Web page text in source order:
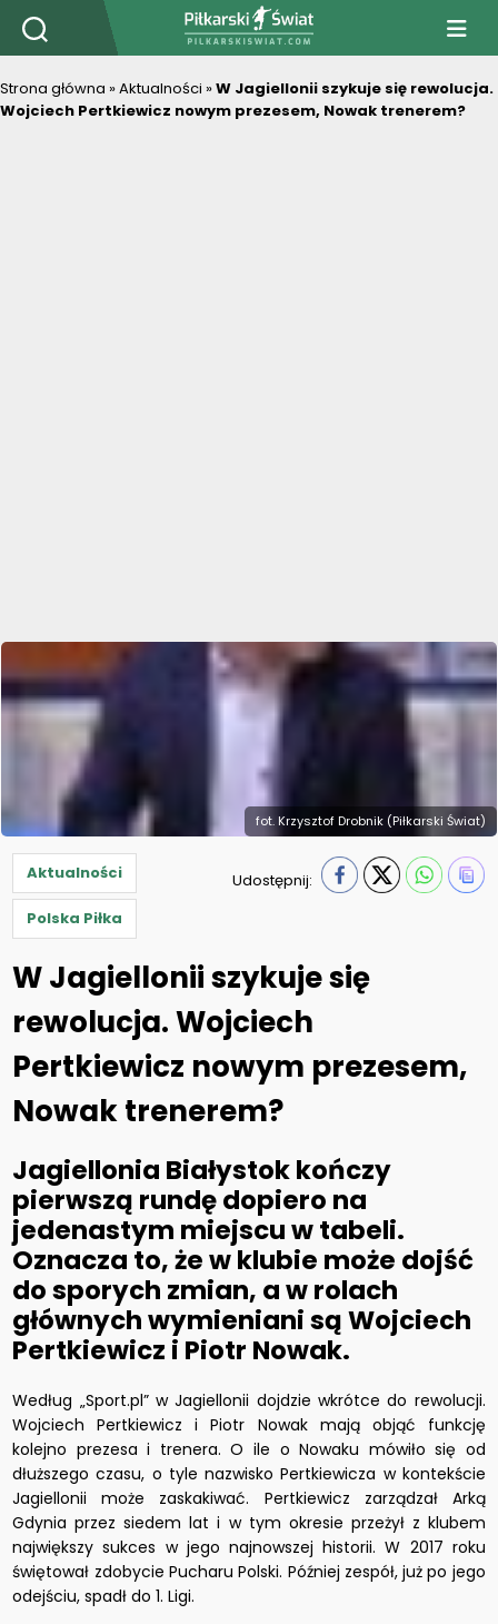
PiłkarskiSwiat.com
Strona główna »Aktualności »W Jagiellonii szykuje się rewolucja.
Wojciech Pertkiewicz nowym prezesem, Nowak trenerem?
fot. Krzysztof Drobnik (Piłkarski Świat)
Aktualności
Polska Piłka
Udostępnij:
W Jagiellonii szykuje się
rewolucja. Wojciech
Pertkiewicz nowym prezesem,
Nowak trenerem?
Jagiellonia Białystok kończy
pierwszą rundę dopiero na
jedenastym miejscu w tabeli.
Oznacza to, że w klubie może dojść
do sporych zmian, a w rolach
głównych wymieniani są Wojciech
Pertkiewicz i Piotr Nowak.
Według „Sport.pl” w Jagiellonii dojdzie wkrótce do rewolucji.
Wojciech Pertkiewicz i Piotr Nowak mają objąć funkcję
kolejno prezesa i trenera. O ile o Nowaku mówiło się od
dłuższego czasu, o tyle nazwisko Pertkiewicza w kontekście
Jagiellonii może zaskakiwać. Pertkiewicz zarządzał Arką
Gdynia przez siedem lat i w tym okresie przeżył z klubem
największy sukces w jego najnowszej historii. W 2017 roku
świętował zdobycie Pucharu Polski. Później zespół, już po jego
odejściu, spadł do 1. Ligi.